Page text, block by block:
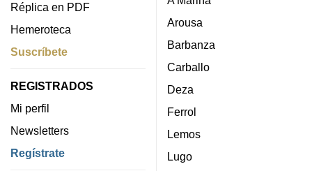
Réplica en PDF
Hemeroteca
Suscríbete
REGISTRADOS
Mi perfil
Newsletters
Regístrate
Arousa
Barbanza
Carballo
Deza
Ferrol
Lemos
Lugo